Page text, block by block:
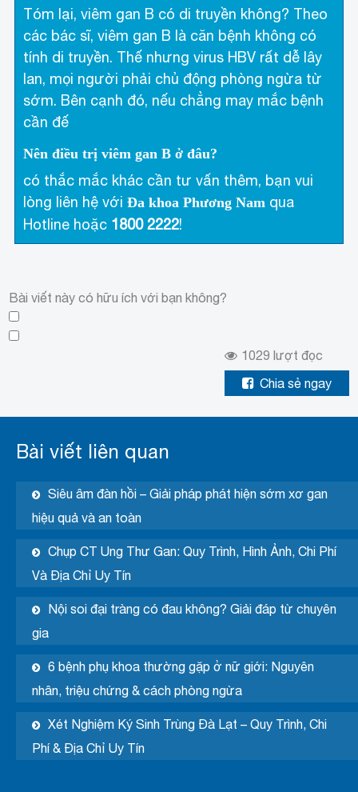
Tóm lại, viêm gan B có di truyền không? Theo
các bác sĩ, viêm gan B là căn bệnh không có
tính di truyền. Thế nhưng virus HBV rất dễ lây
lan, mọi người phải chủ động phòng ngừa từ
sớm. Bên cạnh đó, nếu chẳng may mắc bệnh
cần đế
Nên điều trị viêm gan B ở đâu?
có thắc mắc khác cần tư vấn thêm, bạn vui
lòng liên hệ vớiĐa khoa Phương Nam qua
Hotline hoặc 1800 2222!
Bài viết này có hữu ích với bạn không?
1029 lượt đọc
Chia sẻ ngay
Bài viết liên quan
Siêu âm đàn hồi – Giải pháp phát hiện sớm xơ gan
hiệu quả và an toàn
Chụp CT Ung Thư Gan: Quy Trình, Hình Ảnh, Chi Phí
Và Địa Chỉ Uy Tín
Nội soi đại tràng có đau không? Giải đáp từ chuyên
gia
6 bệnh phụ khoa thường gặp ở nữ giới: Nguyên
nhân, triệu chứng & cách phòng ngừa
Xét Nghiệm Ký Sinh Trùng Đà Lạt – Quy Trình, Chi
Phí & Địa Chỉ Uy Tín